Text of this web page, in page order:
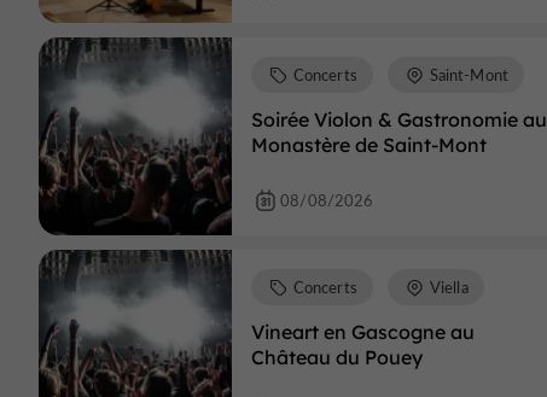
Soirée Violon & Gastronomie au
Monastère de Saint-Mont
Concerts Saint-Mont
08/08/2026
Vineart en Gascogne au
Château du Pouey
Concerts Viella